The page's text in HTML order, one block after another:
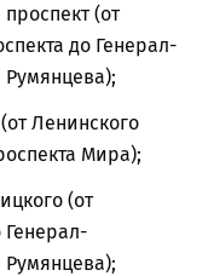
(от
до Генерал-
Ленинского
Мира);
(от
Генерал-